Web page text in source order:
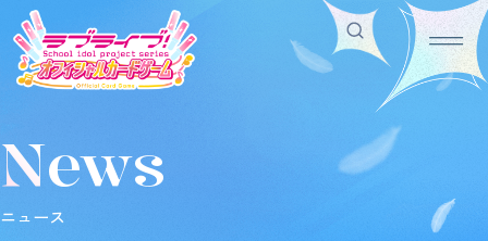
Home
ホーム
For Beginners
Rule/Q&A
ルール/Q&A
News
ニュース